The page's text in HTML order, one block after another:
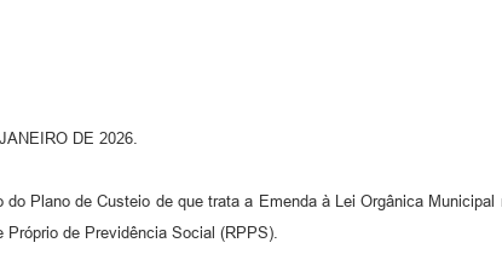
DE 2026.
do Plano de Custeio de que trata a Emenda à Lei Orgânica
Próprio de Previdência Social (RPPS).